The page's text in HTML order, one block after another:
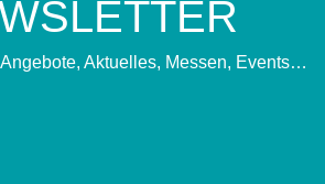
Aktuelles, Messen, Events…